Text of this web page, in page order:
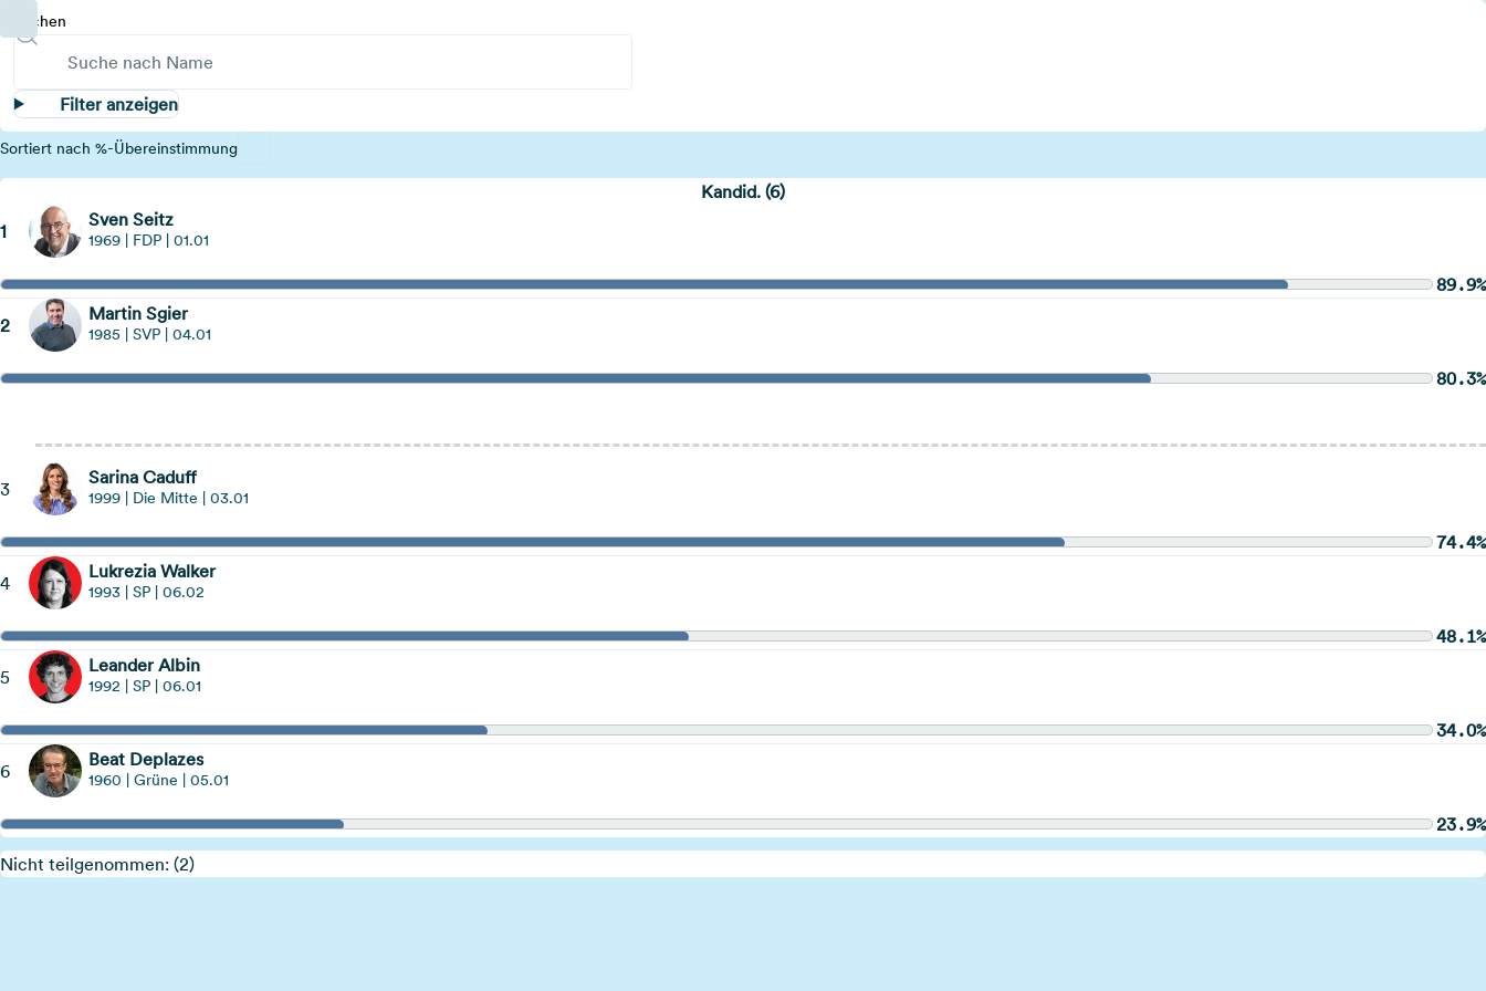
Suchen
Filter anzeigen
Sortiert nach %-Übereinstimmung
Kandid. (6)
1
Sven Seitz
1969 | FDP | 01.01
89.9%
2
Martin Sgier
1985 | SVP | 04.01
80.3%
3
Sarina Caduff
1999 | Die Mitte | 03.01
74.4%
4
Lukrezia Walker
1993 | SP | 06.02
48.1%
5
Leander Albin
1992 | SP | 06.01
34.0%
6
Beat Deplazes
1960 | Grüne | 05.01
23.9%
Nicht teilgenommen: (2)